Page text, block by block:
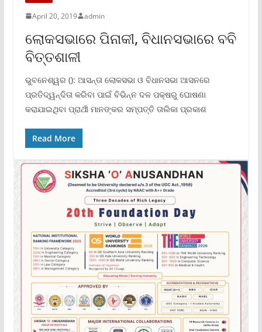
April 20, 2019 admin
ଲୋକସଭାରେ ପିନାକୀ, ବିଧାନସଭାରେ ବବି
ବିତ୍ତଶାଳୀ
ଭୁବନେଶ୍ୱର (): ଆସନ୍ତା ଲୋକସଭା ଓ ବିଧାନସଭା ଆସନରେ
ପ୍ରତିଦ୍ୱନ୍ଦିତା କରିବା ପାଇଁ ବିଭିନ୍ନ ଦଳ ପକ୍ଷରୁ ଘୋଷଣା
କରାଯାଇଥିବା ପ୍ରାର୍ଥୀ ମାନଙ୍କର ସମ୍ପତ୍ତି ତାଲିକା ପ୍ରକାଶ
Read More